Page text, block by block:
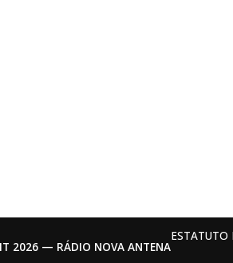
2026 — RÁDIO NOVA ANTENA
ESTATUTO